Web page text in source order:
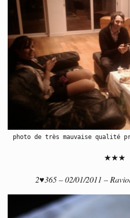
photo de très mauvaise qualité
★★★
2♥365 – 02/01/2011 –